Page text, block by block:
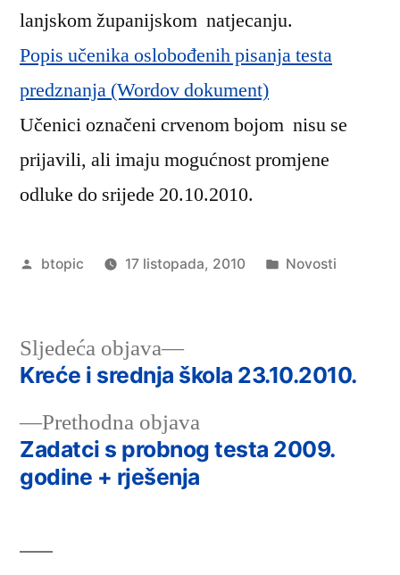
lanjskom županijskom natjecanju.
Popis učenika oslobođenih pisanja testa
predznanja (Wordov dokument)
Učenici označeni crvenom bojom nisu se
prijavili, ali imaju mogućnost promjene
odluke do srijede 20.10.2010.
Objavio
btopic 17 listopada, 2010
Objavljeno
Novosti
Navigacija
objava
Prethodna objavaPrethodna
objava:
Zadatci s probnog testa 2009.
godine + rješenja
Sljedeća objava
Sljedeća
objava:
Kreće i srednja škola 23.10.2010.